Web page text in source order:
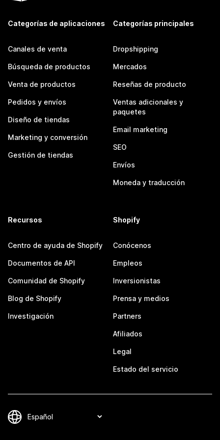
Categorías de aplicaciones
Canales de venta
Búsqueda de productos
Venta de productos
Pedidos y envíos
Diseño de tiendas
Marketing y conversión
Gestión de tiendas
Categorías principales
Dropshipping
Mercados
Reseñas de producto
Ventas adicionales y
paquetes
Email marketing
SEO
Envíos
Moneda y traducción
Recursos
Centro de ayuda de Shopify
Documentos de API
Comunidad de Shopify
Blog de Shopify
Investigación
Shopify
Conócenos
Empleos
Inversionistas
Prensa y medios
Partners
Afiliados
Legal
Estado del servicio